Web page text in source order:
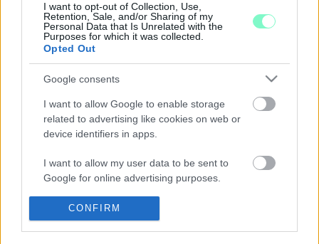
I want to opt-out of Collection, Use,
Retention, Sale, and/or Sharing of my
Personal Data that Is Unrelated with the
Purposes for which it was collected.
Opted Out
Google consents
I want to allow Google to enable storage
related to advertising like cookies on web or
device identifiers in apps.
I want to allow my user data to be sent to
Google for online advertising purposes.
I want to allow Google to send me
personalized advertising.
CONFIRM
KÓRHÁZAKBÓL
2022. február. 02. 17:49
Az ítélet szerint erre csak a kórházigazgatónak lett volna joga.
Ugyanakkor (mint összeállításunkból kiderül) intézményi szinten
LESZ!
Nekem is ezt mondták a győri kórházban. Csak máshová tették
a vesszőt. Pontosabban az egymást követő oltásaim során hol
ide került az a huncut írásjel, hol oda. Nem érti a kedves olvasó?
Nyugi, én sem.
MEGÉRKEZETT AZ UTOLSÓ PFIZER-
SZÁLLÍTMÁNY MAGYARORSZÁGRA